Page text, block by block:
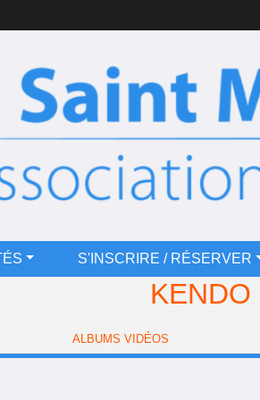
S'INSCRIRE / RÉSERVER
KENDO
ALBUMS VIDÉOS